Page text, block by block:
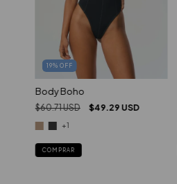
19% OFF
Body Boho
$60.71 USD $49.29 USD
+1
COMPRAR